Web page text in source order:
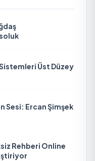
Üst Düzey
Sesi: Ercan Şimşek
Rehberi Online